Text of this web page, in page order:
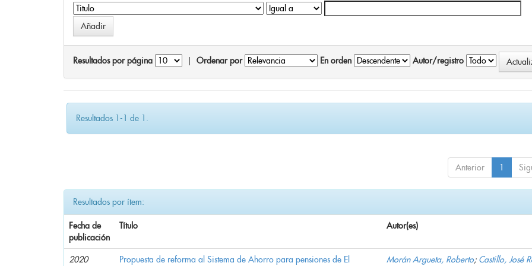
Resultados por página Ordenar por En orden Autor/registro
Resultados 1-1 de 1.
Anterior 1
Resultados por ítem:
Fecha de
publicación
Título Autor(es)
2020 Propuesta de reforma al Sistema de Ahorro para pensiones de El Morán Argueta, Roberto; Castillo, José